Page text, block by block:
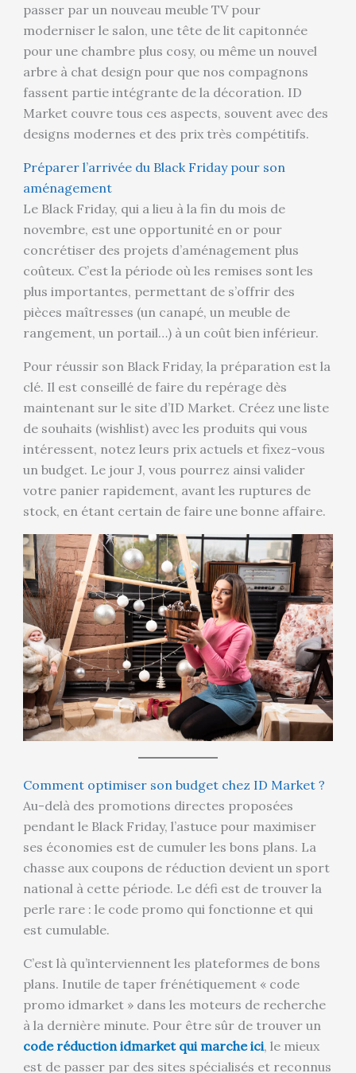
passer par un nouveau meuble TV pour
moderniser le salon, une tête de lit capitonnée
pour une chambre plus cosy, ou même un nouvel
arbre à chat design pour que nos compagnons
fassent partie intégrante de la décoration. ID
Market couvre tous ces aspects, souvent avec des
designs modernes et des prix très compétitifs.
Préparer l’arrivée du Black Friday pour son
aménagement
Le Black Friday, qui a lieu à la fin du mois de
novembre, est une opportunité en or pour
concrétiser des projets d’aménagement plus
coûteux. C’est la période où les remises sont les
plus importantes, permettant de s’offrir des
pièces maîtresses (un canapé, un meuble de
rangement, un portail…) à un coût bien inférieur.
Pour réussir son Black Friday, la préparation est la
clé. Il est conseillé de faire du repérage dès
maintenant sur le site d’ID Market. Créez une liste
de souhaits (wishlist) avec les produits qui vous
intéressent, notez leurs prix actuels et fixez-vous
un budget. Le jour J, vous pourrez ainsi valider
votre panier rapidement, avant les ruptures de
stock, en étant certain de faire une bonne affaire.
Comment optimiser son budget chez ID Market ?
Au-delà des promotions directes proposées
pendant le Black Friday, l’astuce pour maximiser
ses économies est de cumuler les bons plans. La
chasse aux coupons de réduction devient un sport
national à cette période. Le défi est de trouver la
perle rare : le code promo qui fonctionne et qui
est cumulable.
C’est là qu’interviennent les plateformes de bons
plans. Inutile de taper frénétiquement « code
promo idmarket » dans les moteurs de recherche
à la dernière minute. Pour être sûr de trouver un
code réduction idmarket qui marche ici, le mieux
est de passer par des sites spécialisés et reconnus